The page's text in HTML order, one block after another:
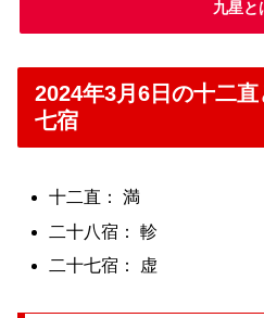
九星と
2024年3月6日の十二
七宿
十二直： 満
二十八宿： 軫
二十七宿： 虚